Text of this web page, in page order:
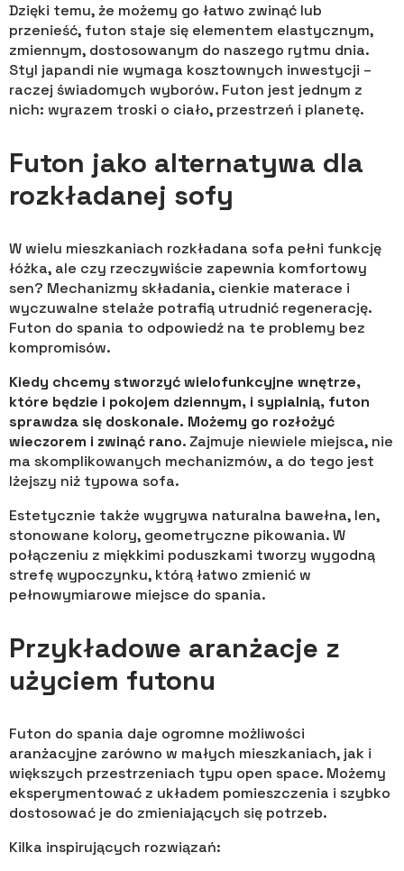
Dzięki temu, że możemy go łatwo zwinąć lub
przenieść, futon staje się elementem elastycznym,
zmiennym, dostosowanym do naszego rytmu dnia.
Styl japandi nie wymaga kosztownych inwestycji –
raczej świadomych wyborów. Futon jest jednym z
nich: wyrazem troski o ciało, przestrzeń i planetę.
Futon jako alternatywa dla
rozkładanej sofy
W wielu mieszkaniach rozkładana sofa pełni funkcję
łóżka, ale czy rzeczywiście zapewnia komfortowy
sen? Mechanizmy składania, cienkie materace i
wyczuwalne stelaże potrafią utrudnić regenerację.
Futon do spania to odpowiedź na te problemy bez
kompromisów.
Kiedy chcemy stworzyć wielofunkcyjne wnętrze,
które będzie i pokojem dziennym, i sypialnią, futon
sprawdza się doskonale. Możemy go rozłożyć
wieczorem i zwinąć rano. Zajmuje niewiele miejsca, nie
ma skomplikowanych mechanizmów, a do tego jest
lżejszy niż typowa sofa.
Estetycznie także wygrywa naturalna bawełna, len,
stonowane kolory, geometryczne pikowania. W
połączeniu z miękkimi poduszkami tworzy wygodną
strefę wypoczynku, którą łatwo zmienić w
pełnowymiarowe miejsce do spania.
Przykładowe aranżacje z
użyciem futonu
Futon do spania daje ogromne możliwości
aranżacyjne zarówno w małych mieszkaniach, jak i
większych przestrzeniach typu open space. Możemy
eksperymentować z układem pomieszczenia i szybko
dostosować je do zmieniających się potrzeb.
Kilka inspirujących rozwiązań: